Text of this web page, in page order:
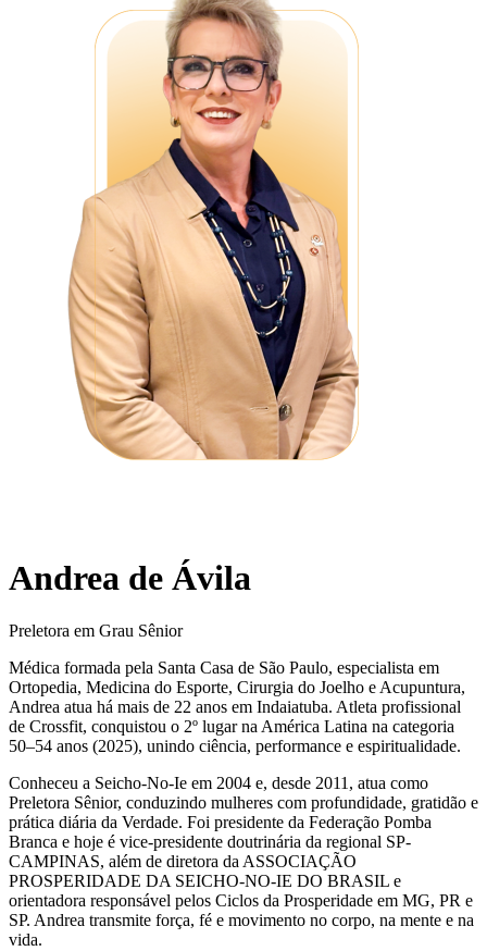
Andrea de Ávila
Preletora em Grau Sênior
Médica formada pela Santa Casa de São Paulo, especialista em
Ortopedia, Medicina do Esporte, Cirurgia do Joelho e Acupuntura,
Andrea atua há mais de 22 anos em Indaiatuba. Atleta profissional
de Crossfit, conquistou o 2º lugar na América Latina na categoria
50–54 anos (2025), unindo ciência, performance e espiritualidade.
Conheceu a Seicho-No-Ie em 2004 e, desde 2011, atua como
Preletora Sênior, conduzindo mulheres com profundidade, gratidão e
prática diária da Verdade. Foi presidente da Federação Pomba
Branca e hoje é vice-presidente doutrinária da regional SP-
CAMPINAS, além de diretora da ASSOCIAÇÃO
PROSPERIDADE DA SEICHO-NO-IE DO BRASIL e
orientadora responsável pelos Ciclos da Prosperidade em MG, PR e
SP. Andrea transmite força, fé e movimento no corpo, na mente e na
vida.